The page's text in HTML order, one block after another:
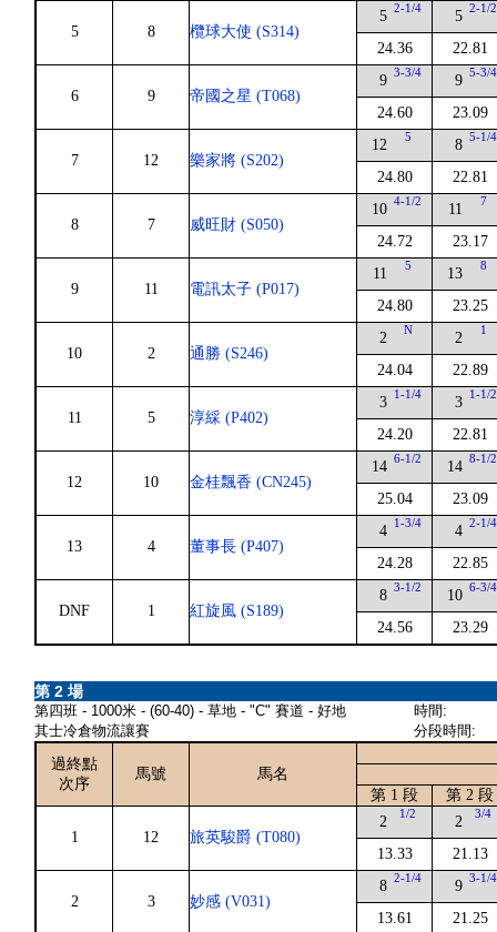
5 8 欖球大使 (S314)
5 2-1/4
24.36
5 2-1/2
22.81
6 9 帝國之星 (T068)
9 3-3/4
24.60
9 5-3/4
23.09
7 12 樂家將 (S202)
12 5
24.80
8 5-1/4
22.81
8 7 威旺財 (S050)
10 4-1/2
24.72
11 7
23.17
9 11 電訊太子 (P017)
11 5
24.80
13 8
23.25
10 2 通勝 (S246)
2 N
24.04
2 1
22.89
11 5 淳綵 (P402)
3 1-1/4
24.20
3 1-1/2
22.81
12 10 金桂飄香 (CN245)
14 6-1/2
25.04
14 8-1/2
23.09
13 4 董事長 (P407)
4 1-3/4
24.28
4 2-1/4
22.85
DNF 1 紅旋風 (S189)
8 3-1/2
24.56
10 6-3/4
23.29
第 2 場
第四班 - 1000米 - (60-40) - 草地 - "C" 賽道 - 好地
其士冷倉物流讓賽
時間:
分段時間:
過終點
次序
馬號
馬名
第 1 段
第 2 段
1 12 旅英駿爵 (T080)
2 1/2
13.33
2 3/4
21.13
2 3 妙感 (V031)
8 2-1/4
13.61
9 3-1/4
21.25